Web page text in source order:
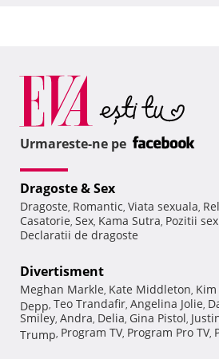
Urmareste-ne pe
Dragoste & Sex
Dragoste, Romantic, Viata sexuala,
Casatorie, Sex, Kama Sutra, Pozitii
Declaratii de dragoste
Divertisment
Meghan Markle, Kate Middleton,
Depp, Teo Trandafir, Angelina Jolie,
Smiley, Andra, Delia, Gina Pistol,
Trump, Program TV, Program Pro TV,